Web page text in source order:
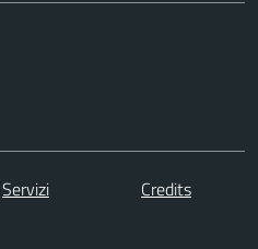
Servizi
Credits